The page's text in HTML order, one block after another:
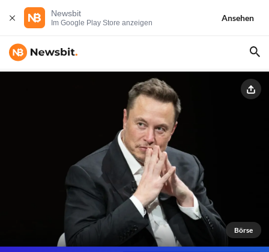
Newsbit
Im Google Play Store anzeigen
Ansehen
Börse